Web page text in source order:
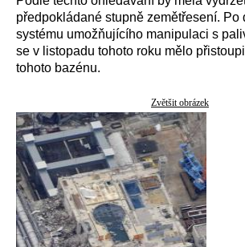
předpokládané stupně zemětřesení. Po
systému umožňujícího manipulaci s
se v listopadu tohoto roku mělo
tohoto bazénu.
Zvětšit obrázek